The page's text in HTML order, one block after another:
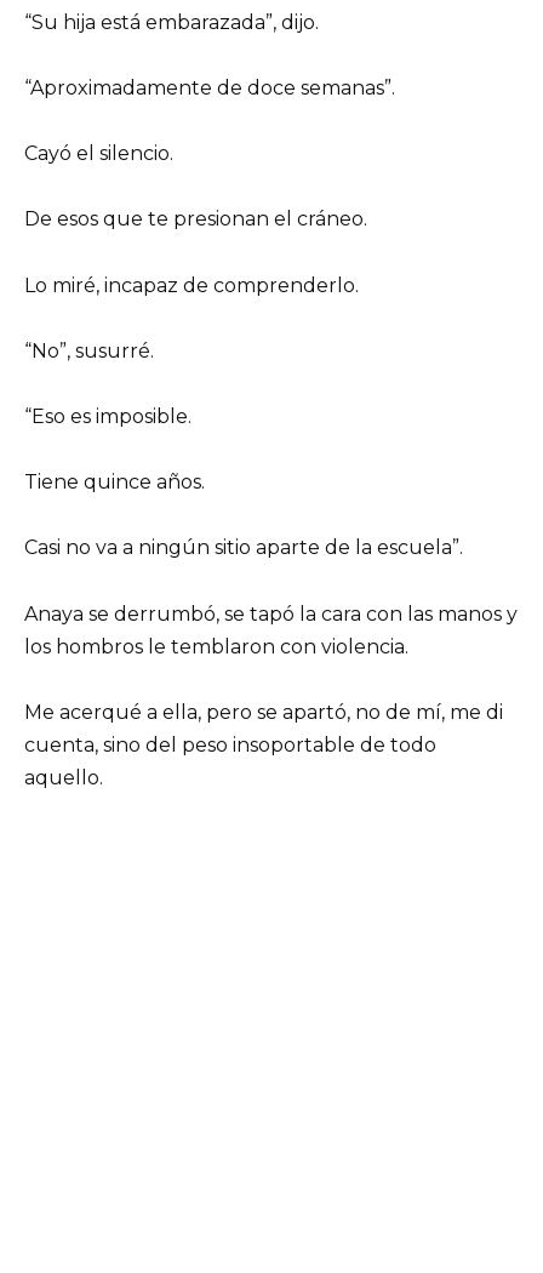
“Su hija está embarazada”, dijo.
“Aproximadamente de doce semanas”.
Cayó el silencio.
De esos que te presionan el cráneo.
Lo miré, incapaz de comprenderlo.
“No”, susurré.
“Eso es imposible.
Tiene quince años.
Casi no va a ningún sitio aparte de la escuela”.
Anaya se derrumbó, se tapó la cara con las manos y
los hombros le temblaron con violencia.
Me acerqué a ella, pero se apartó, no de mí, me di
cuenta, sino del peso insoportable de todo
aquello.